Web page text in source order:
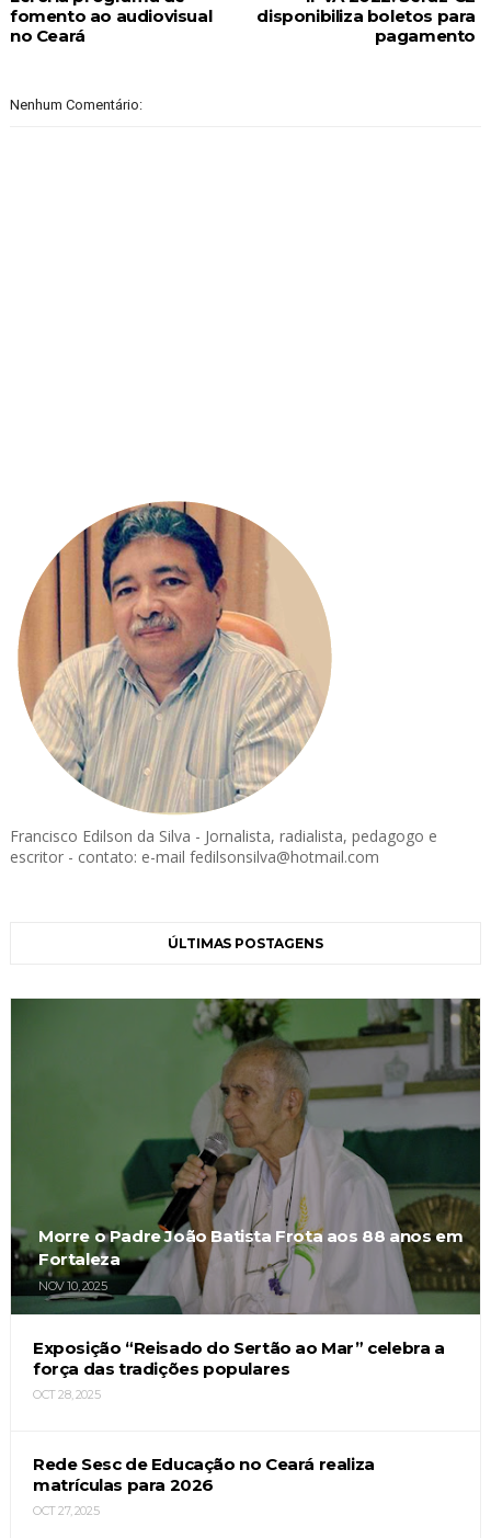
disponibiliza boletos para
pagamento
fomento ao audiovisual
no Ceará
Nenhum Comentário:
Francisco Edilson da Silva - Jornalista, radialista, pedagogo e
escritor - contato: e-mail fedilsonsilva@hotmail.com
ÚLTIMAS POSTAGENS
Morre o Padre João Batista Frota aos 88 anos em
Fortaleza
NOV 10, 2025
Exposição “Reisado do Sertão ao Mar” celebra a
força das tradições populares
OCT 28, 2025
Rede Sesc de Educação no Ceará realiza
matrículas para 2026
OCT 27, 2025